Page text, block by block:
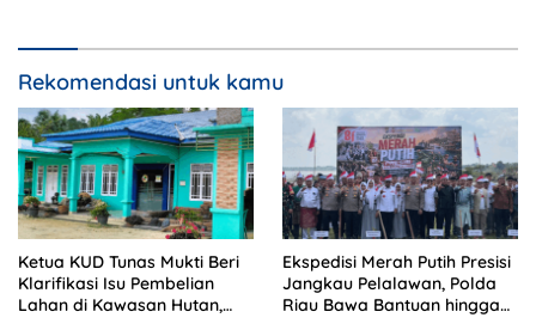
Rekomendasi untuk kamu
Ketua KUD Tunas Mukti Beri
Klarifikasi Isu Pembelian
Lahan di Kawasan Hutan,
Ekspedisi Merah Putih Presisi
Jangkau Pelalawan, Polda
Riau Bawa Bantuan hingga